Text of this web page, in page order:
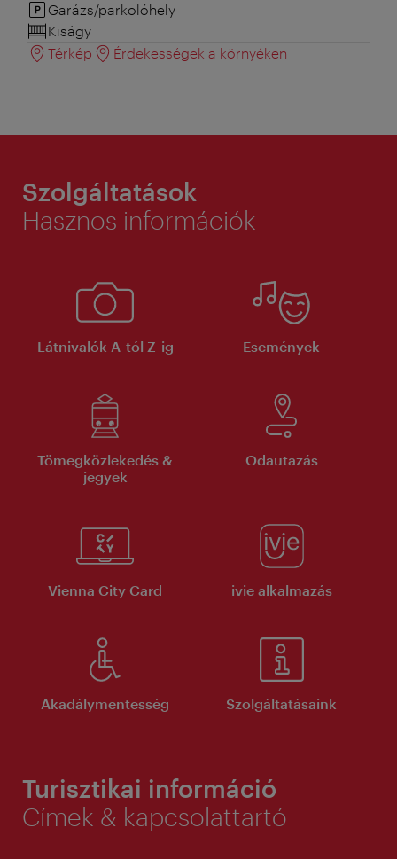
Garázs/parkolóhely
Kiságy
Térkép
Érdekességek a környéken
Szolgáltatások
Hasznos információk
Látnivalók A-tól Z-ig Események
Tömegközlekedés &
jegyek
Odautazás
Vienna City Card ivie alkalmazás
Akadálymentesség Szolgáltatásaink
Turisztikai információ
Címek & kapcsolattartó